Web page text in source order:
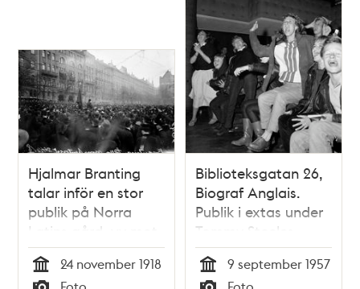
Hjalmar Branting
talar inför en stor
publik på Norra
Latins gård, vy mot
Barnhusgatan, om
författningsfrågan -
Tid
24 november 1918
Biblioteksgatan 26,
Biograf Anglais.
Publik i extas under
Tommy Steeles
konsert
Tid
9 september 1957